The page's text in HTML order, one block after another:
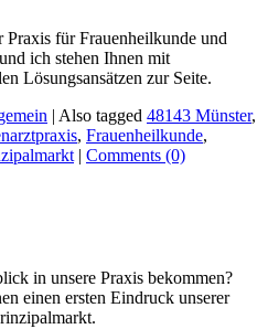
für Frauenheilkunde und
ich stehen Ihnen mit
Lösungsansätzen zur Seite.
| Also tagged 48143 Münster,
, Frauenheilkunde,
| Comments (0)
in unsere Praxis bekommen?
einen ersten Eindruck unserer